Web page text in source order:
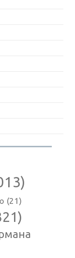
(21)